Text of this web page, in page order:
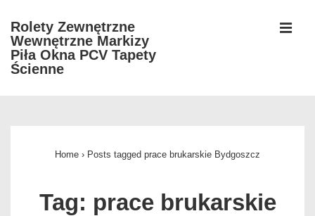
Skip
Main
Rolety Zewnętrzne
Wewnętrzne Markizy
Piła Okna PCV Tapety
Ścienne
Home › Posts tagged prace brukarskie Bydgoszcz
Tag: prace brukarskie